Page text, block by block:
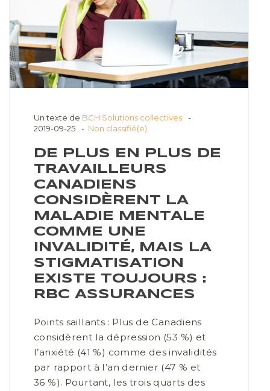
Un texte de BCH Solutions collectives
2019-09-25
Non classifié(e)
DE PLUS EN PLUS DE
TRAVAILLEURS
CANADIENS
CONSIDÈRENT LA
MALADIE MENTALE
COMME UNE
INVALIDITÉ, MAIS LA
STIGMATISATION
EXISTE TOUJOURS :
RBC ASSURANCES
Points saillants : Plus de Canadiens
considèrent la dépression (53 %) et
l’anxiété (41 %) comme des invalidités
par rapport à l’an dernier (47 % et
36 %). Pourtant, les trois quarts des